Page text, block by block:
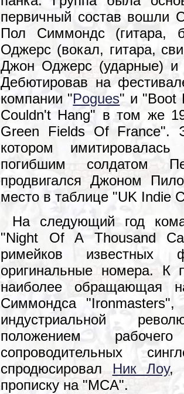
первичный состав вошли
Пол Симмондс (гитара,
Оджерс (вокал, гитара,
Джон Оджерс (ударные)
Дебютировав на
компании "Pogues" и "Boot
Couldn't Hang" в том же
Green Fields Of France".
котором
погибшим солдатом
продвигался Джоном
место в таблице "UK Indie
На следующий год
"Night Of A Thousand
римейков известных
оригинальные номера. К
наиболее обращающая
Симмондса "Ironmasters",
индустриальной
положением
сопроводительных
спродюсировал Ник Лоу,
прописку на "MCA".